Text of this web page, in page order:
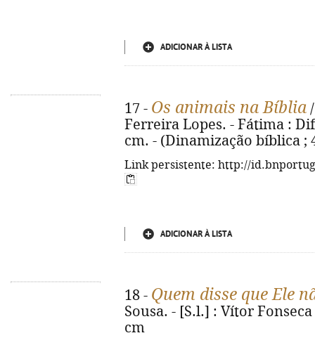
ADICIONAR À LISTA
17 - Os animais na Bíblia
Ferreira Lopes. - Fátima :
cm. - (Dinamização bíblica ;
Link persistente: http://
ADICIONAR À LISTA
18 - Quem disse que Ele
Sousa. - [S.l.] : Vítor
cm